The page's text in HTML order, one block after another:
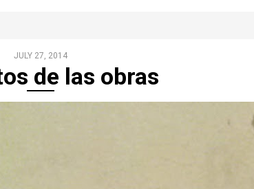
JULY 27, 2014
de las obras